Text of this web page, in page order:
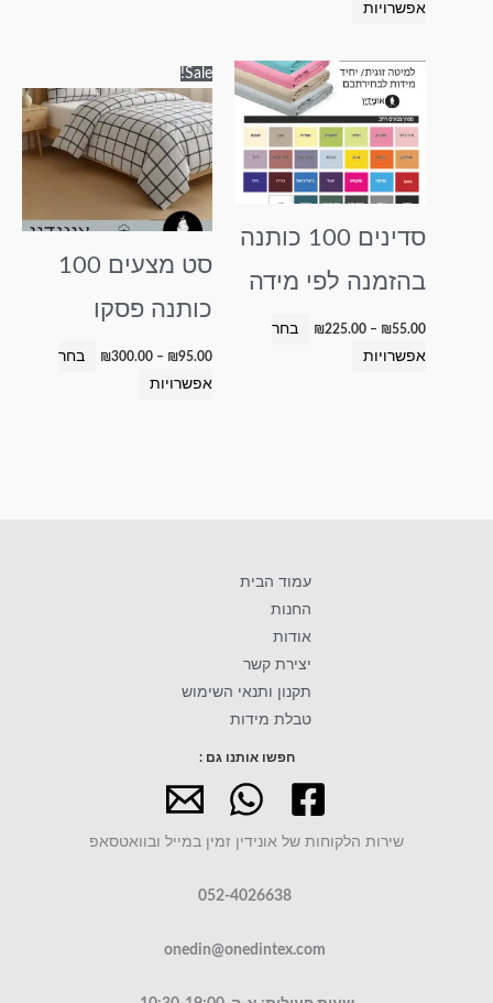
אפשרויות
סדינים 100 כותנה
בהזמנה לפי מידה
₪55.00
–
₪225.00
טווח
מחירים:
⁦₪55.00⁩
עד
בחר
אפשרויות
למוצר
יש
מספר
סוגים.
לבחור
האפשרויות
בעמוד
Sale!
סט מצעים 100
כותנה פסקו
₪95.00
–
₪300.00
מחירים:
⁦₪95.00⁩
עד
⁦₪300.00⁩
בחר
אפשרויות
זה
יש
מספר
סוגים.
ניתן
את
בעמוד
המוצר
עמוד הבית
החנות
אודות
יצירת קשר
תקנון ותנאי השימוש
טבלת מידות
חפשו אותנו גם :
שירות הלקוחות של אונידין זמין במייל ובוואטסאפ